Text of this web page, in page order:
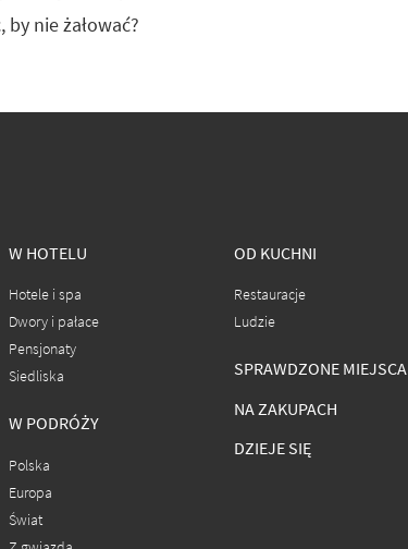
nie żałować?
W HOTELU
Hotele i spa
Dwory i pałace
Pensjonaty
Siedliska
W PODRÓŻY
Polska
Europa
Świat
OD KUCHNI
Restauracje
Ludzie
SPRAWDZONE MIEJSCA
NA ZAKUPACH
DZIEJE SIĘ